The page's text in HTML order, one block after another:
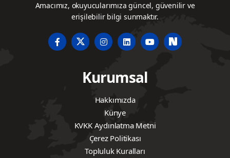
Amacımız, okuyucularımıza güncel, güvenilir ve
erişilebilir bilgi sunmaktır.
Kurumsal
Hakkımızda
Künye
KVKK Aydınlatma Metni
Çerez Politikası
Topluluk Kuralları